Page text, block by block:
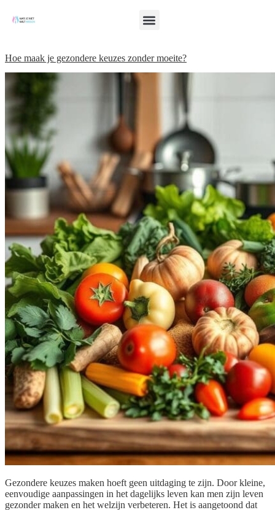
Hoe maak je gezondere keuzes zonder moeite?
Gezondere keuzes maken hoeft geen uitdaging te zijn. Door kleine,
eenvoudige aanpassingen in het dagelijks leven kan men zijn leven
gezonder maken en het welzijn verbeteren. Het is aangetoond dat